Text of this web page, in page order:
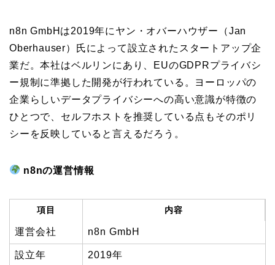
n8n GmbHは2019年にヤン・オバーハウザー（Jan
Oberhauser）氏によって設立されたスタートアップ企
業だ。本社はベルリンにあり、EUのGDPRプライバシ
ー規制に準拠した開発が行われている。ヨーロッパの
企業らしいデータプライバシーへの高い意識が特徴の
ひとつで、セルフホストを推奨している点もそのポリ
シーを反映していると言えるだろう。
n8nの運営情報
項目 内容
運営会社 n8n GmbH
設立年 2019年